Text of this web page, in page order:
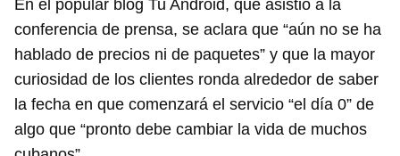
En el popular blog Tu Android, que asistió a la
conferencia de prensa, se aclara que “aún no se ha
hablado de precios ni de paquetes” y que la mayor
curiosidad de los clientes ronda alrededor de saber
la fecha en que comenzará el servicio “el día 0” de
algo que “pronto debe cambiar la vida de muchos